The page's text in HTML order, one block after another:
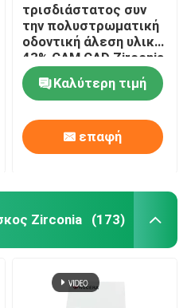
τρισδιάστατος συν
την πολυστρωματική
οδοντική άλεση υλικό
43% CAM CAD Zirconia
- Translucency 57%
Καλύτερη τιμή
επαφή
Zirconia (173)